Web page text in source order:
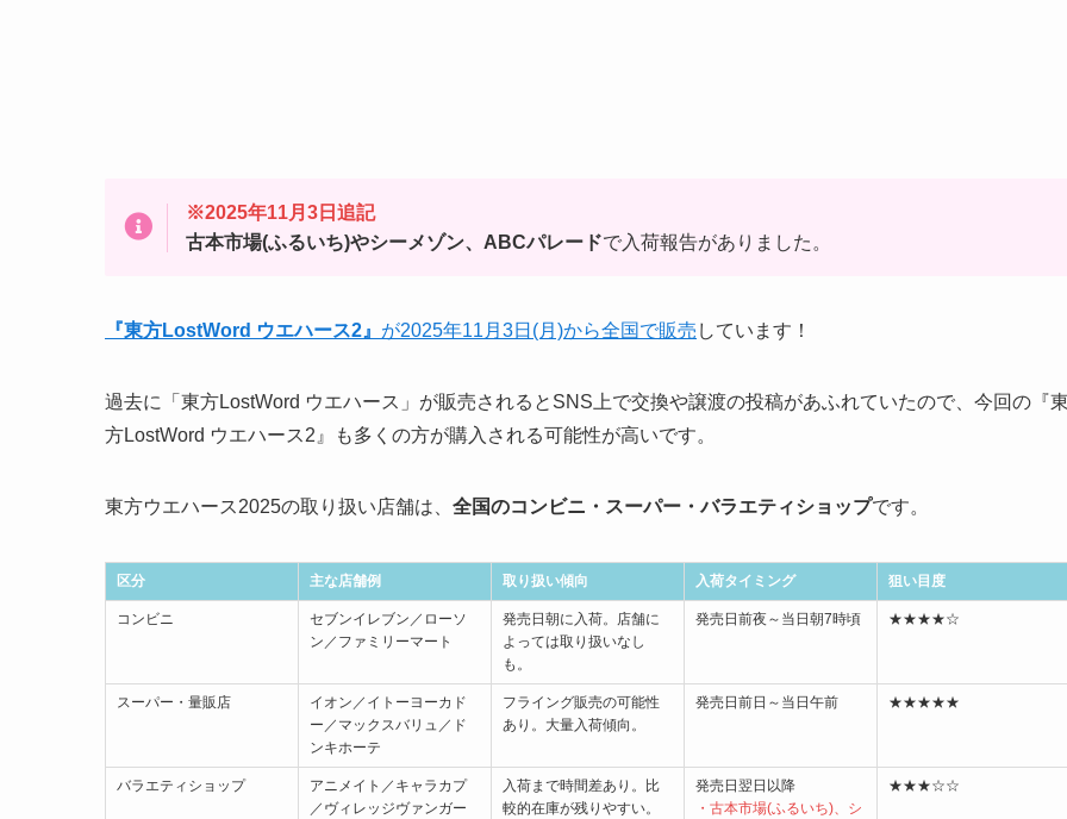
※2025年11月3日追記
古本市場(ふるいち)やシーメゾン、ABCパレードで入荷報告がありました。
『東方LostWord ウエハース2 』 が2025年11月3日(月)から全国で販売 しています！
過去に「東方LostWord ウエハース」が販売されるとSNS上で交換や譲渡の投稿があふれていたので、今回の『東
方LostWord ウエハース2』も多くの方が購入される可能性が高いです。
東方ウエハース2025の取り扱い店舗は、 全国のコンビニ・スーパー・バラエティショップです。
区分 主な店舗例 取り扱い傾向 入荷タイミング 狙い目度
コンビニ
セブンイレブン／ローソ
ン／ファミリーマート
発売日朝に入荷。店舗に
よっては取り扱いなし
も。
発売日前夜～当日朝7時頃 ★★★★☆
スーパー・量販店
イオン／イトーヨーカド
ー／マックスバリュ／ド
ンキホーテ
フライング販売の可能性
あり。大量入荷傾向。
発売日前日～当日午前 ★★★★★
バラエティショップ
アニメイト／キャラカプ
／ヴィレッジヴァンガー
入荷まで時間差あり。比
較的在庫が残りやすい。
発売日翌日以降
・古本市場(ふるいち)、シ
★★★☆☆